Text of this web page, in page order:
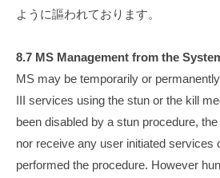
ように謳われております。
8.7 MS Management from the
MS may be temporarily or
III services using the stun or the kill
been disabled by a stun procedure,
nor receive any user initiated services
performed the procedure. However